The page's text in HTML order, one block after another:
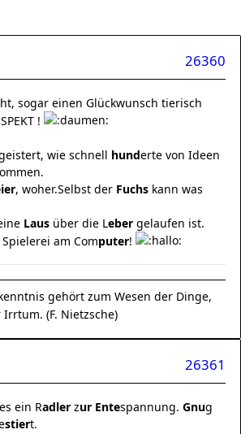
26360
sogar einen Glückwunsch tierisch
!
wie schnell hunderte von Ideen
, woher.Selbst der Fuchs kann was
Laus über die Leber gelaufen ist.
am Computer!
gehört zum Wesen der Dinge,
(F. Nietzsche)
26361
ein Radler zur Entespannung. Gnug
stiert.